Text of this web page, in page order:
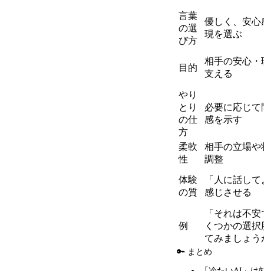
言葉
の選
び方
優しく、安心
現を選ぶ
目的
相手の安心・
支える
やり
とり
の仕
方
必要に応じ
感を示す
柔軟
性
相手の立場や
調整
体験
の質
「人に話し
感じさせる
例
「それは不
くつかの選
てみましょう
🔑 まとめ